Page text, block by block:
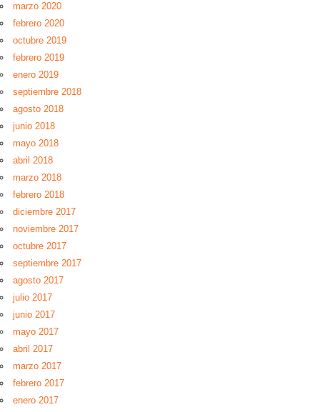
marzo 2020
febrero 2020
octubre 2019
febrero 2019
enero 2019
septiembre 2018
agosto 2018
junio 2018
mayo 2018
abril 2018
marzo 2018
febrero 2018
diciembre 2017
noviembre 2017
octubre 2017
septiembre 2017
agosto 2017
julio 2017
junio 2017
mayo 2017
abril 2017
marzo 2017
febrero 2017
enero 2017